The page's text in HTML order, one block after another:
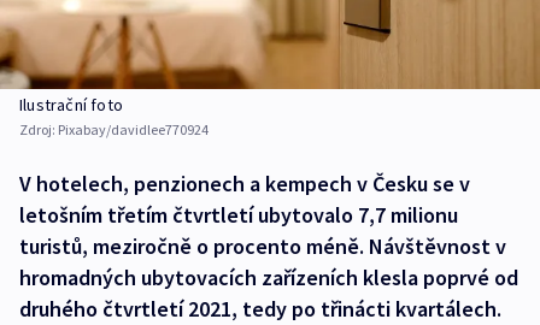
Ilustrační foto
Zdroj: Pixabay/davidlee770924
V hotelech, penzionech a kempech v Česku se v
letošním třetím čtvrtletí ubytovalo 7,7 milionu
turistů, meziročně o procento méně. Návštěvnost v
hromadných ubytovacích zařízeních klesla poprvé od
druhého čtvrtletí 2021, tedy po třinácti kvartálech.